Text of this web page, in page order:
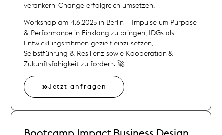
verankern, Change erfolgreich umsetzen.
Workshop am 4.6.2025 in Berlin – Impulse um Purpose
& Performance in Einklang zu bringen, IDGs als
Entwicklungsrahmen gezielt einzusetzen,
Selbstführung & Resilienz sowie Kooperation &
Zukunftsfähigkeit zu fördern. 🚀
Jetzt anfragen